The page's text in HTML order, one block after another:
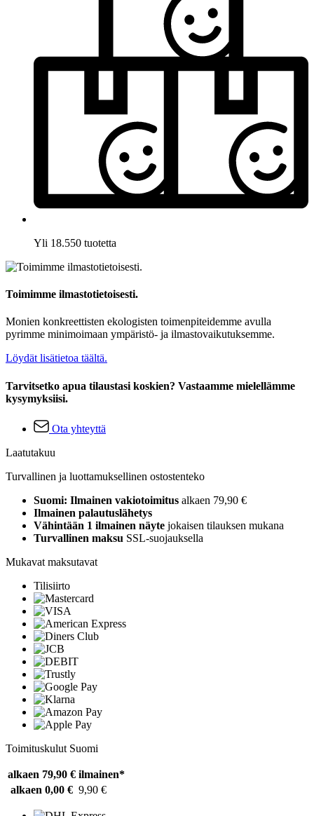
Yli 18.550 tuotetta
Toimimme ilmastotietoisesti.
Monien konkreettisten ekologisten toimenpiteidemme avulla
pyrimme minimoimaan ympäristö- ja ilmastovaikutuksemme.
Löydät lisätietoa täältä.
Tarvitsetko apua tilaustasi koskien? Vastaamme mielellämme
kysymyksiisi.
Ota yhteyttä
Laatutakuu
Turvallinen ja luottamuksellinen ostostenteko
Suomi: Ilmainen vakiotoimitus alkaen 79,90 €
Ilmainen palautuslähetys
Vähintään 1 ilmainen näyte jokaisen tilauksen mukana
Turvallinen maksu SSL-suojauksella
Mukavat maksutavat
Tilisiirto
Toimituskulut Suomi
alkaen 79,90 € ilmainen*
alkaen 0,00 € 9,90 €